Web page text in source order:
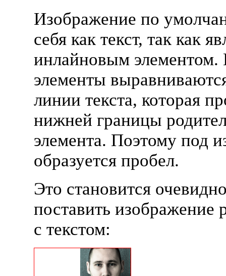
Изображение по
себя как текст, так как
инлайновым
элементы
линии текста, которая
нижней границы
элемента. Поэтому под
образуется пробел.
Это становится
поставить изображение
с текстом: